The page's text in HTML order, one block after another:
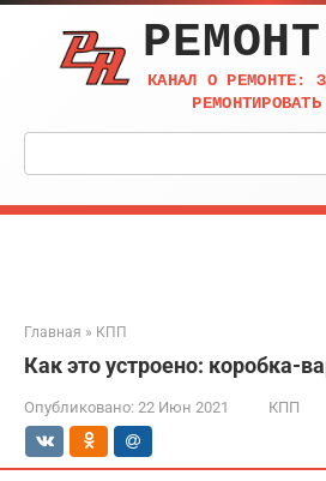
Перейти
контенту
КАНАЛ О РЕМОНТЕ:
Поиск:
Главная » КПП
Как это устроено: коробка-
Опубликовано: 22 Июн 2021 КПП